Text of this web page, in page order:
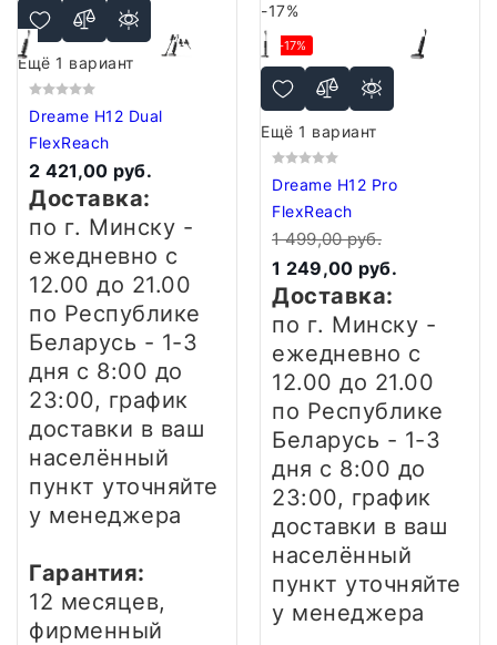
Ещё 1 вариант
Dreame H12 Dual
FlexReach
2 421,00 руб.
Доставка:
по г. Минску -
ежедневно с
12.00 до 21.00
по Республике
Беларусь - 1-3
дня с 8:00 до
23:00, график
доставки в ваш
населённый
пункт уточняйте
у менеджера
Гарантия:
12 месяцев,
фирменный
-17%
-17%
Ещё 1 вариант
Dreame H12 Pro
FlexReach
1 499,00 руб.
1 249,00 руб.
Доставка:
по г. Минску -
ежедневно с
12.00 до 21.00
по Республике
Беларусь - 1-3
дня с 8:00 до
23:00, график
доставки в ваш
населённый
пункт уточняйте
у менеджера